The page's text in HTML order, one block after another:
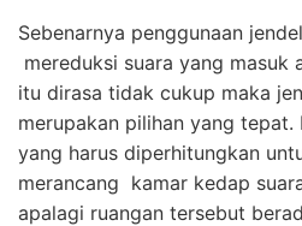
Sebenarnya penggunaan
mereduksi suara yang masuk
itu dirasa tidak cukup maka
merupakan pilihan yang tepat.
yang harus diperhitungkan
merancang kamar kedap
apalagi ruangan tersebut